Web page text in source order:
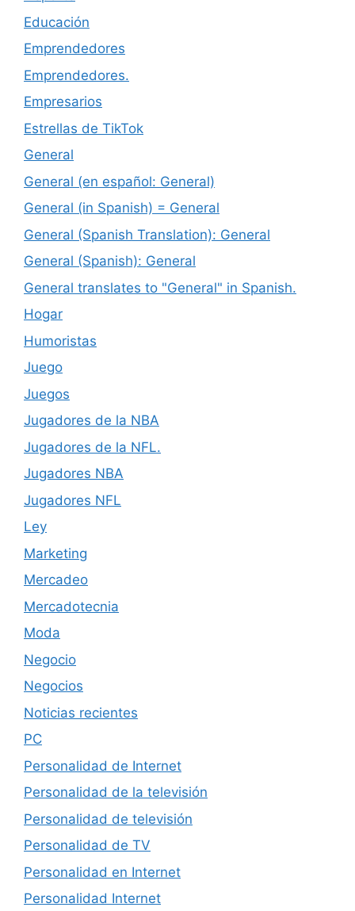
Educación
Emprendedores
Emprendedores.
Empresarios
Estrellas de TikTok
General
General (en español: General)
General (in Spanish) = General
General (Spanish Translation): General
General (Spanish): General
General translates to "General" in Spanish.
Hogar
Humoristas
Juego
Juegos
Jugadores de la NBA
Jugadores de la NFL.
Jugadores NBA
Jugadores NFL
Ley
Marketing
Mercadeo
Mercadotecnia
Moda
Negocio
Negocios
Noticias recientes
PC
Personalidad de Internet
Personalidad de la televisión
Personalidad de televisión
Personalidad de TV
Personalidad en Internet
Personalidad Internet